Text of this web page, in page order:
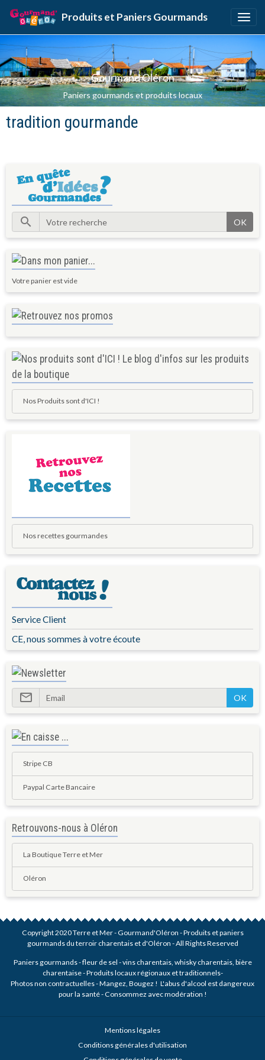
Produits et Paniers Gourmands
Gourmand Oléron
Paniers gourmands et produits locaux
tradition gourmande
OK
Votre panier est vide
Nos Produits sont d'ICI !
Nos recettes gourmandes
Service Client
CE, nous sommes à votre écoute
OK
Stripe CB
Paypal Carte Bancaire
Retrouvons-nous à Oléron
La Boutique Terre et Mer
Oléron
Copyright 2020 Terre et Mer - Gourmand'Oléron - Produits et paniers
gourmands du terroir charentais et d'Oléron - All Rights Reserved
Paniers gourmands - fleur de sel - vins charentais, whisky charentais, bière
charentaise - Produits locaux régionaux et traditionnels-
Photos non contractuelles - Mangez, Bougez ! L'abus d'alcool est dangereux
pour la santé - Consommez avec modération !
Mentions légales
Conditions générales d'utilisation